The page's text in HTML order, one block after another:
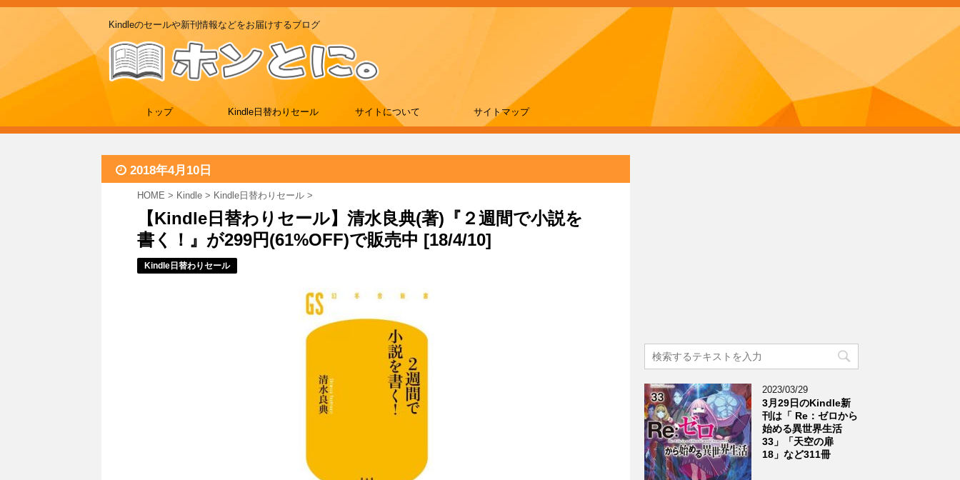
Kindleのセールや新刊情報などをお届けするブログ
トップ Kindle日替わりセール サイトについて サイトマップ
2018年4月10日
HOME > Kindle > Kindle日替わりセール >
【Kindle日替わりセール】清水良典(著)『２週間で小説を
書く！』が299円(61%OFF)で販売中 [18/4/10]
Kindle日替わりセール
2023/03/29
3月29日のKindle新
刊は「 Re：ゼロから
始める異世界生活
33」「天空の扉
18」など311冊